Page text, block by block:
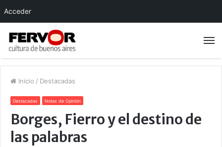
Inicio / Destacadas
Destacadas Notas de Opinión
Borges, Fierro y el destino de
las palabras
Acceder